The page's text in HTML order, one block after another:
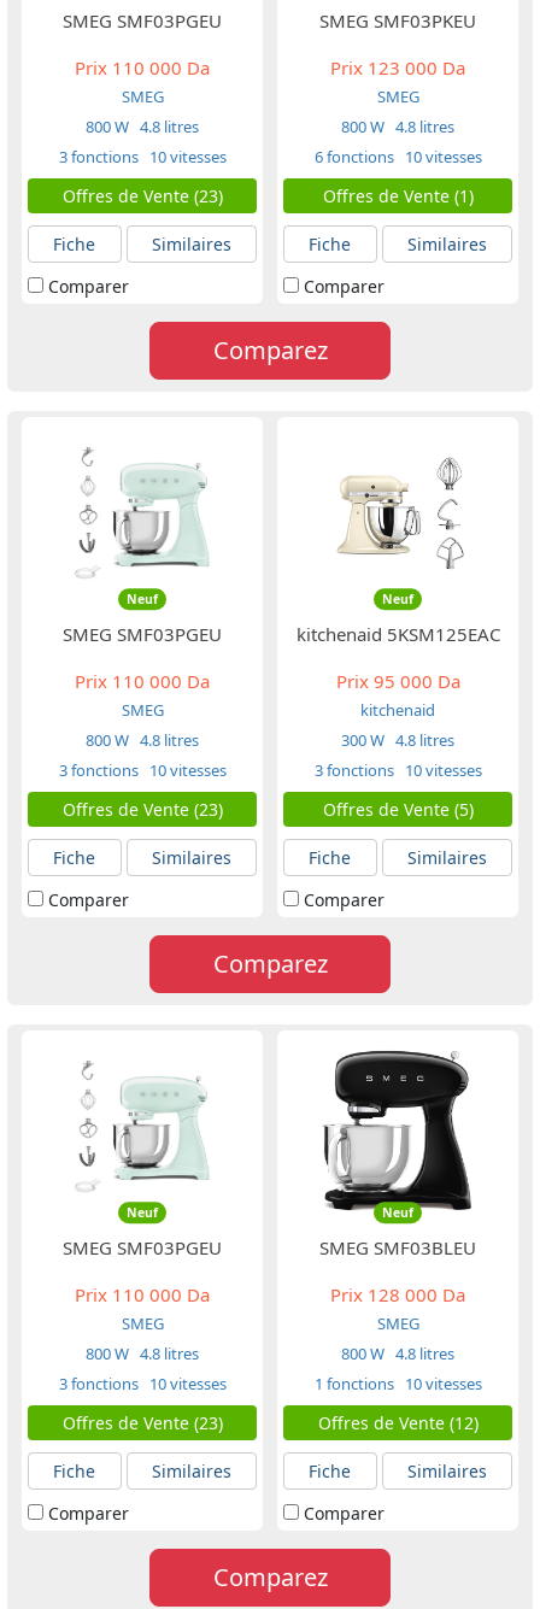
SMEG SMF03PGEU
Prix 110 000 Da
SMEG
800 W 4.8 litres
3 fonctions 10 vitesses
Offres de Vente (23)
Fiche
Similaires
Comparer
SMEG SMF03PKEU
Prix 123 000 Da
SMEG
800 W 4.8 litres
6 fonctions 10 vitesses
Offres de Vente (1)
Fiche
Similaires
Comparer
Comparez
Neuf
SMEG SMF03PGEU
Prix 110 000 Da
SMEG
800 W 4.8 litres
3 fonctions 10 vitesses
Offres de Vente (23)
Fiche
Similaires
Comparer
Neuf
kitchenaid 5KSM125EAC
Prix95 000 Da
kitchenaid
300 W 4.8 litres
3 fonctions 10 vitesses
Offres de Vente (5)
Fiche
Similaires
Comparer
Comparez
Neuf
SMEG SMF03PGEU
Prix 110 000 Da
SMEG
800 W 4.8 litres
3 fonctions 10 vitesses
Offres de Vente (23)
Fiche
Similaires
Comparer
Neuf
SMEG SMF03BLEU
Prix 128 000 Da
SMEG
800 W 4.8 litres
1 fonctions 10 vitesses
Offres de Vente (12)
Fiche
Similaires
Comparer
Comparez